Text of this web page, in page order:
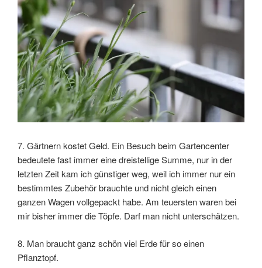
7. Gärtnern kostet Geld. Ein Besuch beim Gartencenter
bedeutete fast immer eine dreistellige Summe, nur in der
letzten Zeit kam ich günstiger weg, weil ich immer nur ein
bestimmtes Zubehör brauchte und nicht gleich einen
ganzen Wagen vollgepackt habe. Am teuersten waren bei
mir bisher immer die Töpfe. Darf man nicht unterschätzen.
8. Man braucht ganz schön viel Erde für so einen
Pflanztopf.